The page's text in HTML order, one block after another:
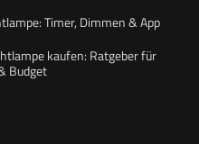
Timer, Dimmen & App
kaufen: Ratgeber für
Budget